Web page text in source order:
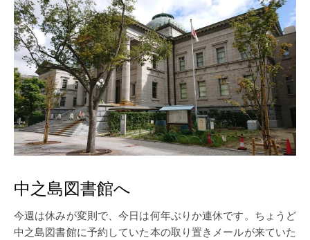
中之島図書館へ
今週は休みが変則で、今日は何年ぶりか連休です。ちょうど
中之島図書館に予約していた本の取り置きメールが来ていた